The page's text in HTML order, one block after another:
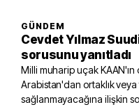
GÜNDEM
Cevdet Yılmaz
sorusunu yanıtladı
Milli muharip uçak
Arabistan'dan ortaklık veya
sağlanmayacağına ilişkin